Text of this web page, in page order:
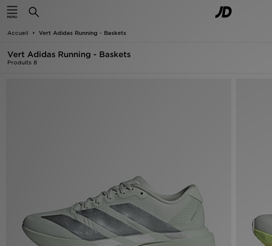
Accueil Vert Adidas Running - Baskets
Vert Adidas Running - Baskets
Produits 8
Accueil
Homme
PROMOS
Mon JD